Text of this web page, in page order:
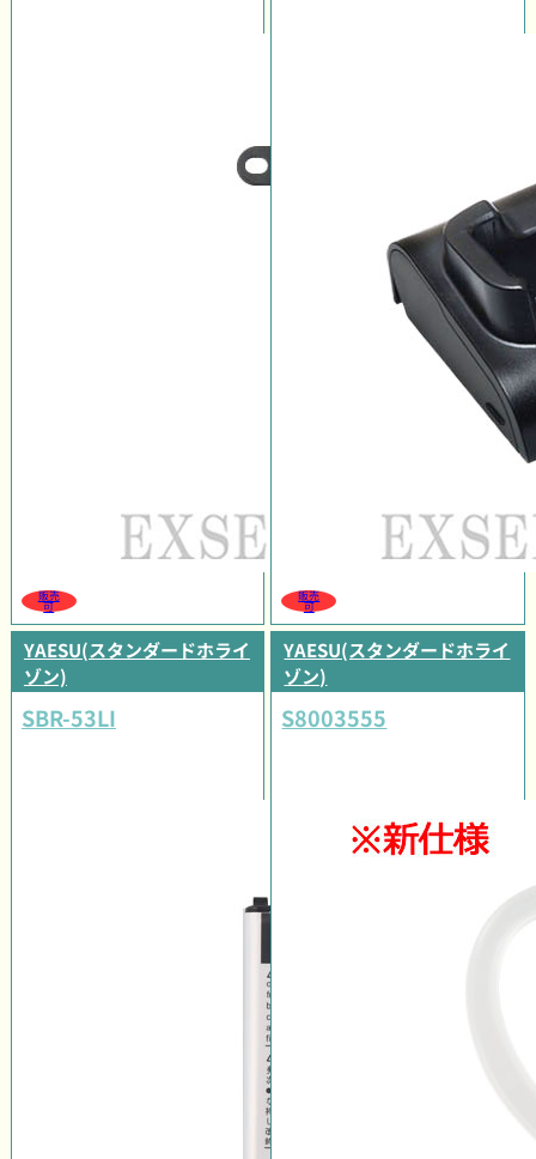
販売
可
販売
可
YAESU(スタンダードホライ
ゾン)
SBR-53LI
YAESU(スタンダードホライ
ゾン)
S8003555